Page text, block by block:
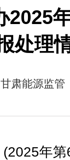
2025
处理
肃能源监管
(2025年第